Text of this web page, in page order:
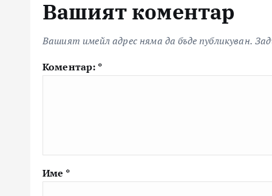
Вашият коментар
Вашият имейл адрес няма да бъде публикуван.
Коментар: *
Име *